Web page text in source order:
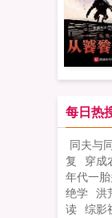
每日热
同夫与
复
穿成
年代一
绝学 洪
读 综影